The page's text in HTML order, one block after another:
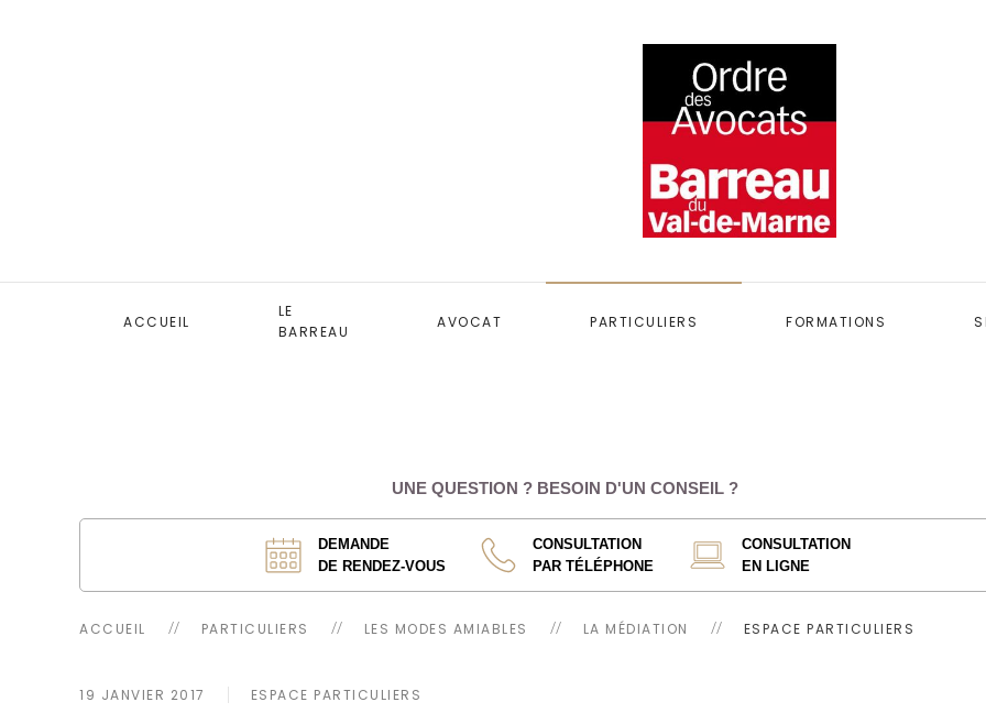
ACCUEIL
LE
BARREAU
AVOCAT PARTICULIERS FORMATIONS
UNE QUESTION ? BESOIN D'UN CONSEIL ?
DEMANDE
DE RENDEZ-VOUS
CONSULTATION
PAR TÉLÉPHONE
CONSULTATION
EN LIGNE
ACCUEIL PARTICULIERS LES MODES AMIABLES LA MÉDIATION ESPACE PARTICULIERS
19 JANVIER 2017 ESPACE PARTICULIERS